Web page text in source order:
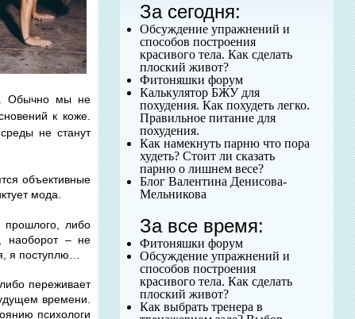
Обычно мы не
к коже.
не станут
объективные
мода.
либо
наоборот – не
я поступлю…
переживает
времени.
психологи
За сегодня:
Обсуждение упражнений и
способов построения
красивого тела. Как сделать
плоский живот?
Фитоняшки форум
Калькулятор БЖУ для
похудения. Как похудеть легко.
Правильное питание для
похудения.
Как намекнуть парню что пора
худеть? Стоит ли сказать
парню о лишнем весе?
Блог Валентина Денисова-
Мельникова
За все время:
Фитоняшки форум
Обсуждение упражнений и
способов построения
красивого тела. Как сделать
плоский живот?
Как выбрать тренера в